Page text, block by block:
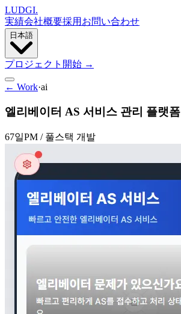
LUDGI.
実績会社概要採用 お問い合わせ
日本語
プロジェクト開始 →
← Work·ai
엘리베이터 AS 서비스 관리 플랫폼
67일PM / 풀스택 개발